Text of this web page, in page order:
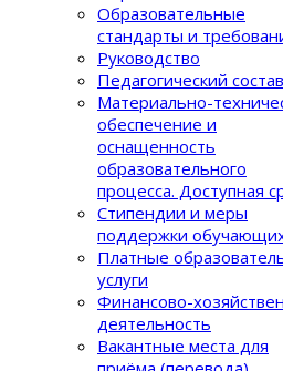
Образовательные
стандарты и
Руководство
Педагогический состав
Материально-
обеспечение и
оснащенность
образовательного
процеcса. Доступная
Стипендии и меры
поддержки
Платные
услуги
Финансово-
деятельность
Вакантные места для